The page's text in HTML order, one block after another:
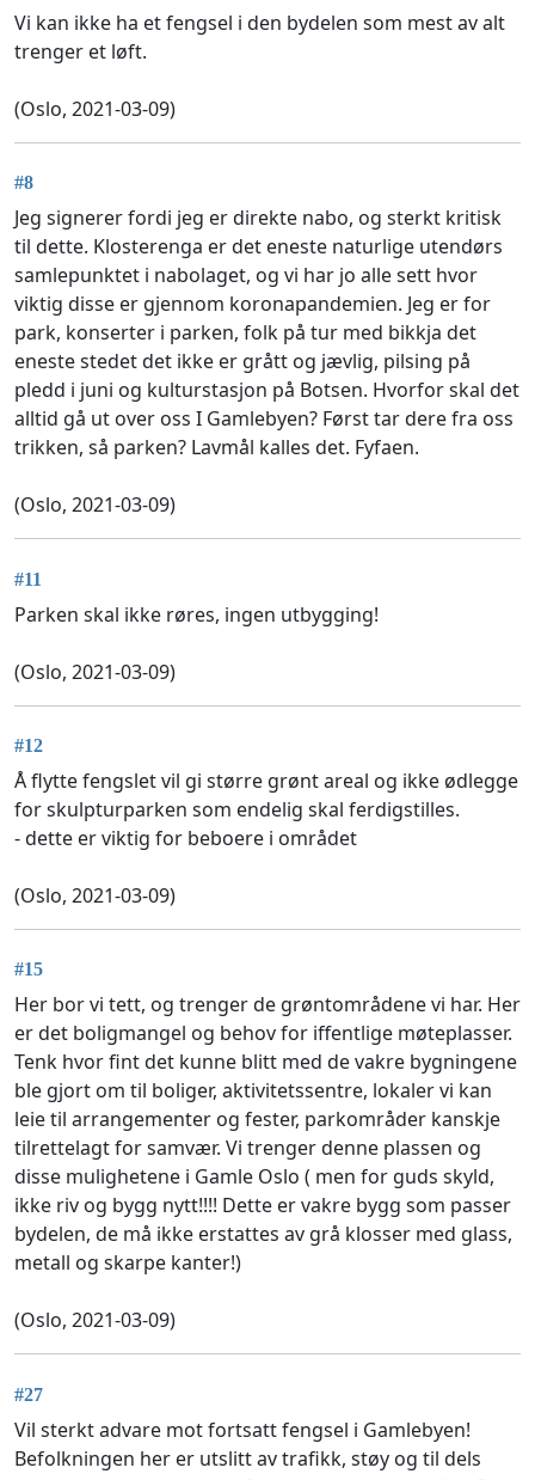
Vi kan ikke ha et fengsel i den bydelen som mest av alt
trenger et løft.
(Oslo, 2021-03-09)
#8
Jeg signerer fordi jeg er direkte nabo, og sterkt kritisk
til dette. Klosterenga er det eneste naturlige utendørs
samlepunktet i nabolaget, og vi har jo alle sett hvor
viktig disse er gjennom koronapandemien. Jeg er for
park, konserter i parken, folk på tur med bikkja det
eneste stedet det ikke er grått og jævlig, pilsing på
pledd i juni og kulturstasjon på Botsen. Hvorfor skal det
alltid gå ut over oss I Gamlebyen? Først tar dere fra oss
trikken, så parken? Lavmål kalles det. Fyfaen.
(Oslo, 2021-03-09)
#11
Parken skal ikke røres, ingen utbygging!
(Oslo, 2021-03-09)
#12
Å flytte fengslet vil gi større grønt areal og ikke ødlegge
for skulpturparken som endelig skal ferdigstilles.
- dette er viktig for beboere i området
(Oslo, 2021-03-09)
#15
Her bor vi tett, og trenger de grøntområdene vi har. Her
er det boligmangel og behov for iffentlige møteplasser.
Tenk hvor fint det kunne blitt med de vakre bygningene
ble gjort om til boliger, aktivitetssentre, lokaler vi kan
leie til arrangementer og fester, parkområder kanskje
tilrettelagt for samvær. Vi trenger denne plassen og
disse mulighetene i Gamle Oslo ( men for guds skyld,
ikke riv og bygg nytt!!!! Dette er vakre bygg som passer
bydelen, de må ikke erstattes av grå klosser med glass,
metall og skarpe kanter!)
(Oslo, 2021-03-09)
#27
Vil sterkt advare mot fortsatt fengsel i Gamlebyen!
Befolkningen her er utslitt av trafikk, støy og til dels